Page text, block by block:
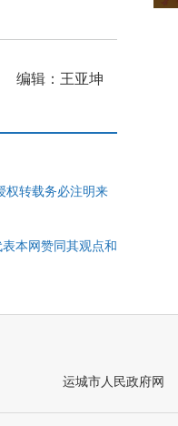
编辑：王亚坤
权转载务必注明来
本网赞同其观点和
运城市人民政府网